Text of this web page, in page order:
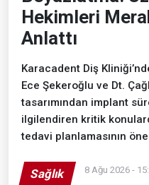
Hekimleri
Anlattı
Karacadent Diş
Ece Şekeroğlu ve Dt.
tasarımından implant
ilgilendiren kritik
tedavi planlamasının
Sağlık 8 Ağu 2026 -